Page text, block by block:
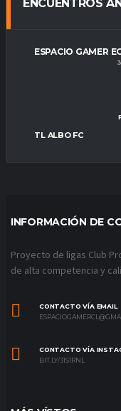
ENCUENTROS
ESPACIO GAMER
TL ALBO FC
INFORMACIÓN DE
Proyecto de ligas Club
de alta competencia y
CONTACTO VÍA EMAIL
CONTACTO VÍA
BIT.LY/31S1RNL